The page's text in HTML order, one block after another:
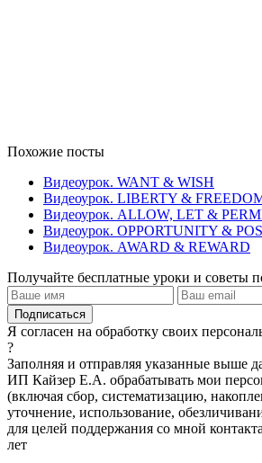
Похожие посты
Видеоурок. WANT & WISH
Видеоурок. LIBERTY &
Видеоурок. ALLOW, LET &
Видеоурок. OPPORTUNITY &
Видеоурок. AWARD & REWARD
Получайте бесплатные уроки и советы
Я согласен на обработку своих
?
Заполняя и отправляя указанные выше
ИП Кайзер Е.А. обрабатывать мои
(включая сбор, систематизацию,
уточнение, использование,
для целей поддержания со мной
лет